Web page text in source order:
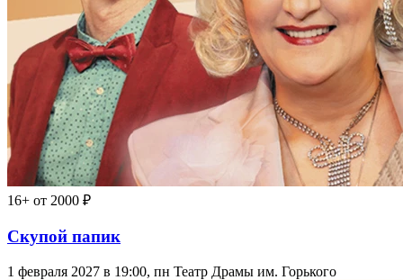
16+ от 2000 ₽
Скупой папик
1 февраля 2027 в 19:00, пн Театр Драмы им. Горького